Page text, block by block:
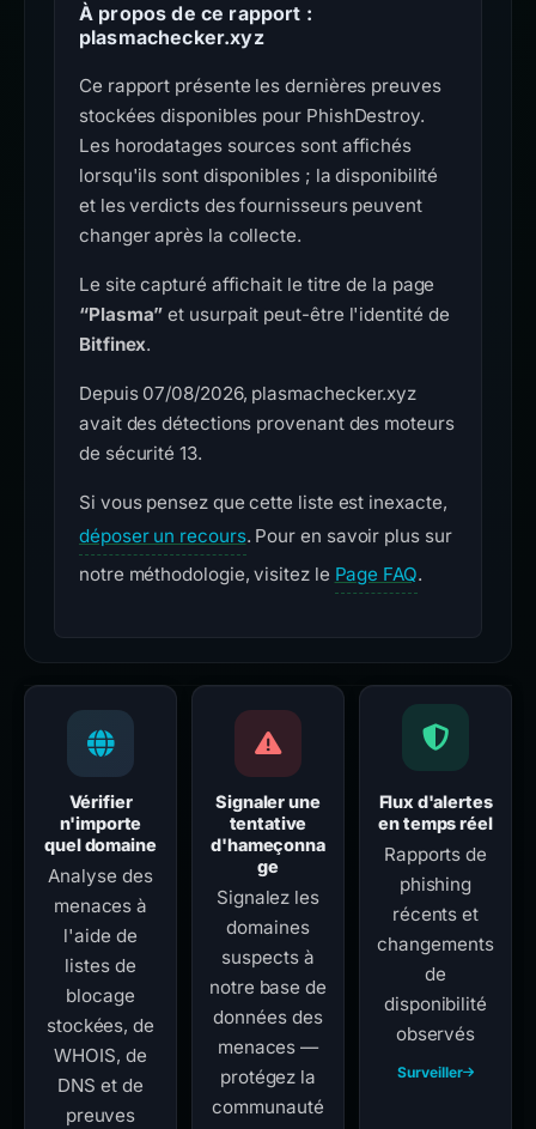
À propos de ce rapport :
plasmachecker.xyz
Ce rapport présente les dernières preuves
stockées disponibles pour PhishDestroy.
Les horodatages sources sont affichés
lorsqu'ils sont disponibles ; la disponibilité
et les verdicts des fournisseurs peuvent
changer après la collecte.
Le site capturé affichait le titre de la page
“Plasma” et usurpait peut-être l'identité de
Bitfinex.
Depuis 07/08/2026, plasmachecker.xyz
avait des détections provenant des moteurs
de sécurité 13.
Si vous pensez que cette liste est inexacte,
déposer un recours. Pour en savoir plus sur
notre méthodologie, visitez le Page FAQ.
Vérifier
n'importe
quel domaine
Analyse des
menaces à
l'aide de
listes de
blocage
stockées, de
WHOIS, de
DNS et de
preuves
Signaler une
tentative
d'hameçonna
ge
Signalez les
domaines
suspects à
notre base de
données des
menaces —
protégez la
communauté
Flux d'alertes
en temps réel
Rapports de
phishing
récents et
changements
de
disponibilité
observés
Surveiller